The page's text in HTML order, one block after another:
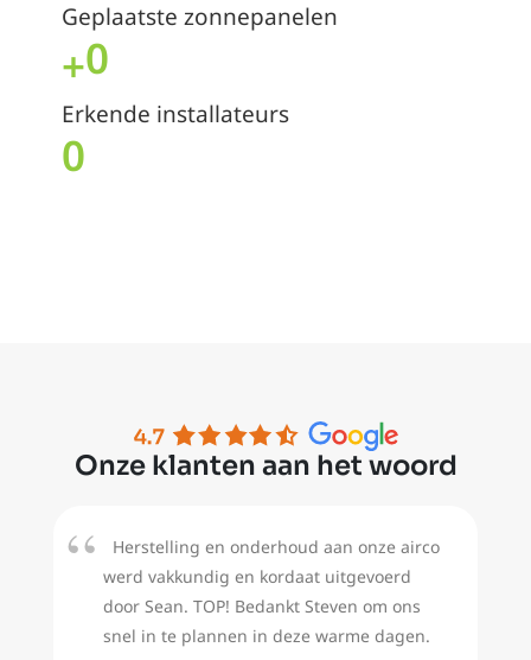
Geplaatste zonnepanelen
+0
Erkende installateurs
0
Onze klanten aan het woord
Herstelling en onderhoud aan onze airco
werd vakkundig en kordaat uitgevoerd
door Sean. TOP! Bedankt Steven om ons
snel in te plannen in deze warme dagen.